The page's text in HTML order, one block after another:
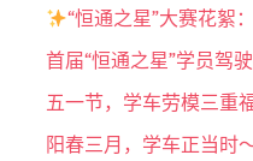
“恒通之星”大赛花絮
首届“恒通之星”学员驾
五一节，学车劳模三重福
阳春三月，学车正当时